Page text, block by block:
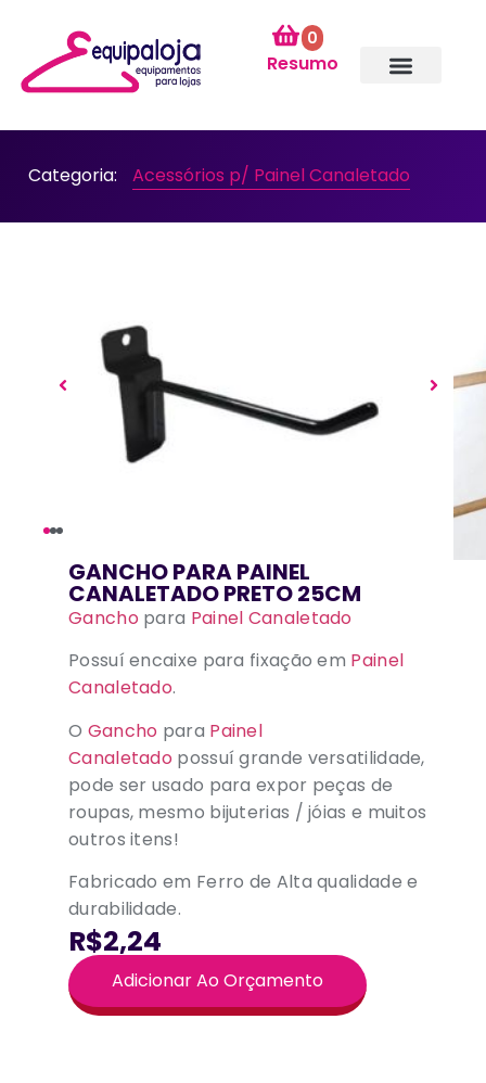
0
Resumo
Categoria: Acessórios p/ Painel Canaletado
GANCHO PARA PAINEL
CANALETADO PRETO 25CM
Gancho para Painel Canaletado
Possuí encaixe para fixação em Painel
Canaletado.
O Gancho para Painel
Canaletado possuí grande versatilidade,
pode ser usado para expor peças de
roupas, mesmo bijuterias / jóias e muitos
outros itens!
Fabricado em Ferro de Alta qualidade e
durabilidade.
R$2,24
Adicionar Ao Orçamento